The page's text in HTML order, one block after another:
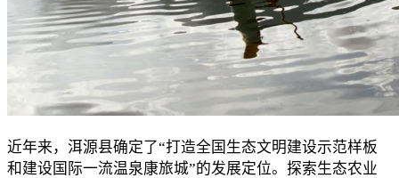
近年来，洱源县确定了“打造全国生态文明建设示范样板
和建设国际一流温泉康旅城”的发展定位。探索生态农业